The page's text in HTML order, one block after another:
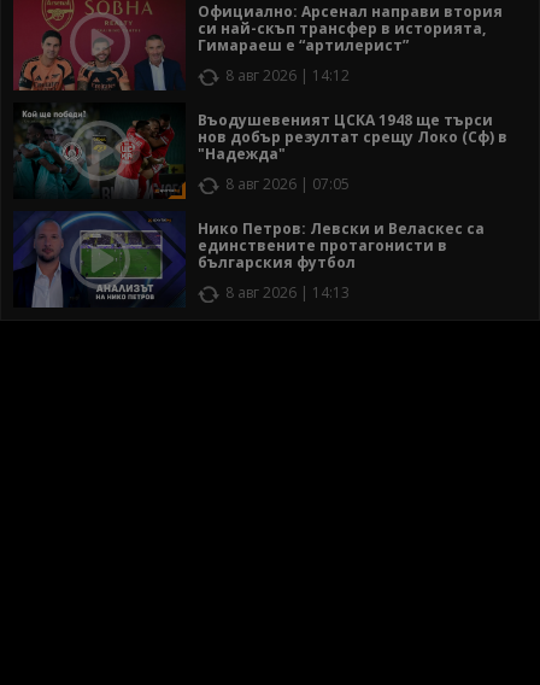
Официално: Арсенал направи втория
си най-скъп трансфер в историята,
Гимараеш е “артилерист”
8 авг 2026 | 14:12
Въодушевеният ЦСКА 1948 ще търси
нов добър резултат срещу Локо (Сф) в
"Надежда"
8 авг 2026 | 07:05
Нико Петров: Левски и Веласкес са
единствените протагонисти в
българския футбол
8 авг 2026 | 14:13